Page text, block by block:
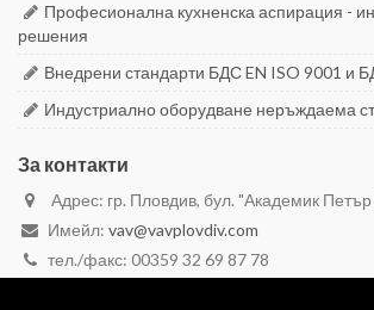
Професионална кухненска аспирация -
решения
Внедрени стандарти БДС EN ISO 9001 и
Индустриално оборудване неръждаема
За контакти
Адрес: гр. Пловдив, бул. "Академик
Имейл: vav@vavplovdiv.com
тел./факс: 00359 32 69 87 78